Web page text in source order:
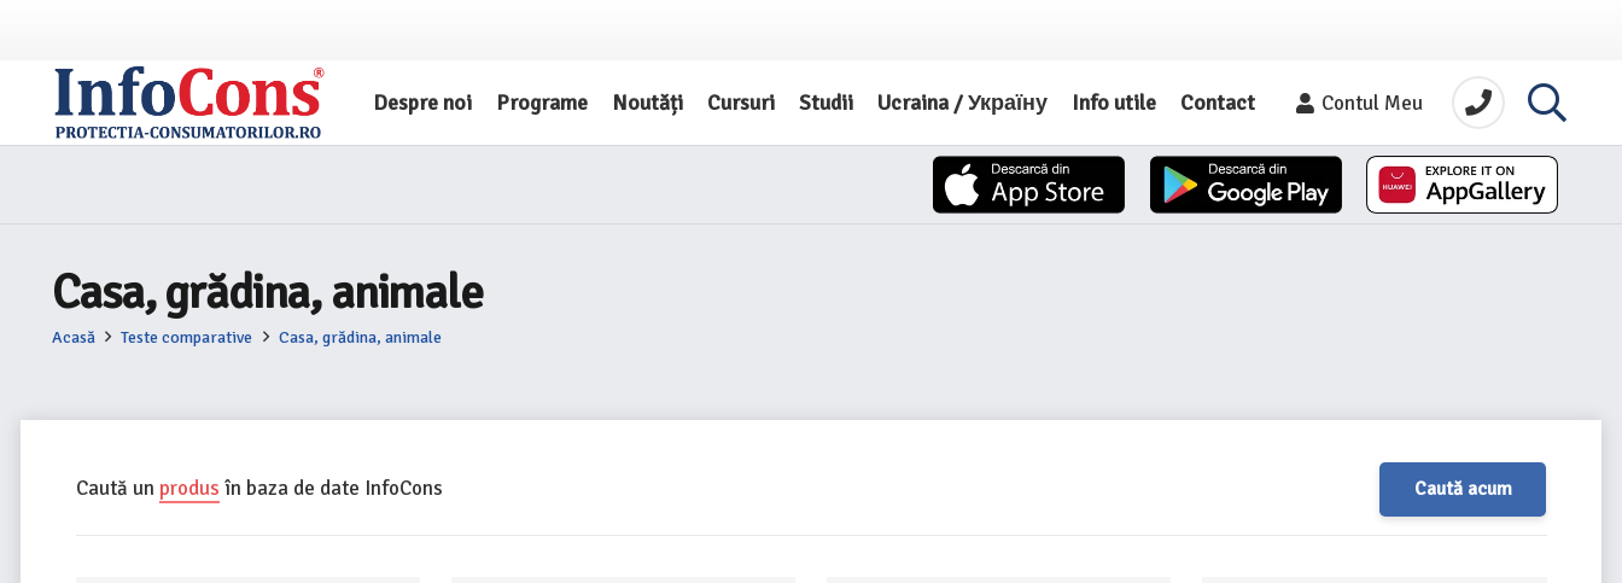
Despre noi Programe Noutăți Cursuri Studii Ucraina / Україну Info utile Contact Contul Meu
Casa, grădina, animale
Acasă Teste comparative Casa, grădina, animale
Caută un produs în baza de date InfoCons Caută acum